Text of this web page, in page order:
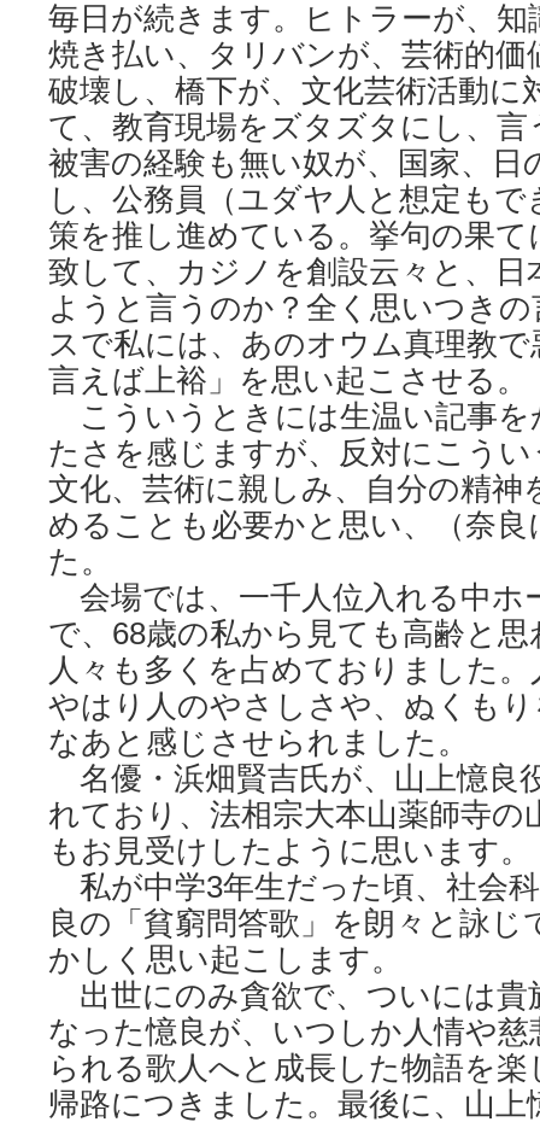
毎日が続きます。ヒトラーが、
焼き払い、タリバンが、芸術的価
破壊し、橋下が、文化芸術活動に
て、教育現場をズタズタにし、
被害の経験も無い奴が、国家、日
し、公務員（ユダヤ人と想定も
策を推し進めている。挙句の果て
致して、カジノを創設云々と、
ようと言うのか？全く思いつき
スで私には、あのオウム真理教
言えば上裕」を思い起こさせる。
こういうときには生温い記事を
たさを感じますが、反対にこう
文化、芸術に親しみ、自分の精神
めることも必要かと思い、（奈
た。
会場では、一千人位入れる中ホ
で、68歳の私から見ても高齢と
人々も多くを占めておりました
やはり人のやさしさや、ぬくも
なあと感じさせられました。
名優・浜畑賢吉氏が、山上憶良
れており、法相宗大本山薬師寺の
もお見受けしたように思います。
私が中学3年生だった頃、社会
良の「貧窮問答歌」を朗々と詠
かしく思い起こします。
出世にのみ貪欲で、ついには貴
なった憶良が、いつしか人情や
られる歌人へと成長した物語を
帰路につきました。最後に、山上